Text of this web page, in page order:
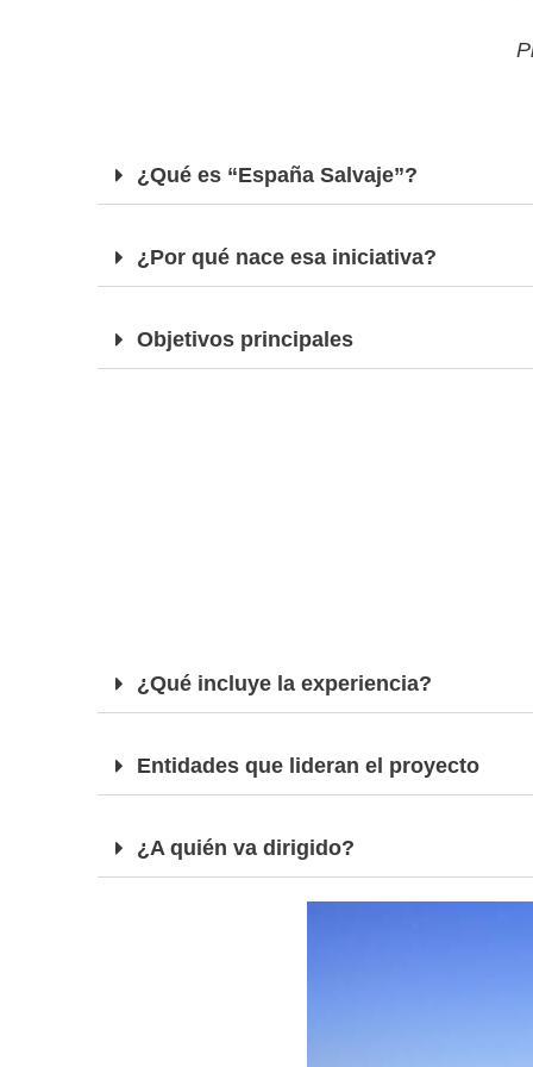
¿Qué es “España Salvaje”?
¿Por qué nace esa iniciativa?
Objetivos principales
¿Qué incluye la experiencia?
Entidades que lideran el proyecto
¿A quién va dirigido?